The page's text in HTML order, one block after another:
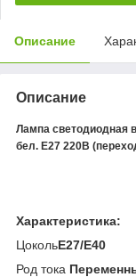
Описание
Описание
Лампа светодиодная
бел. E27 220В
Характеристика:
ЦокольE27/E40
Род тока